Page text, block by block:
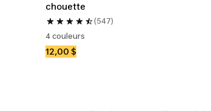
chouette
(547)
4 couleurs
12,00 $